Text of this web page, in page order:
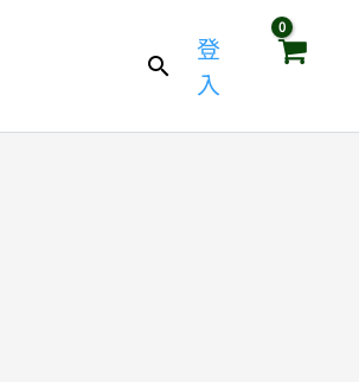
登
入